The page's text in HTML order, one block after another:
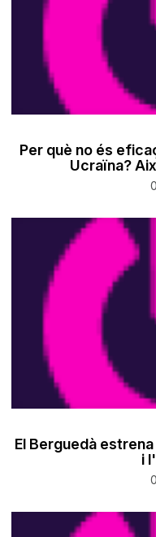
Per què no és
Ucraïna?
El Berguedà
i